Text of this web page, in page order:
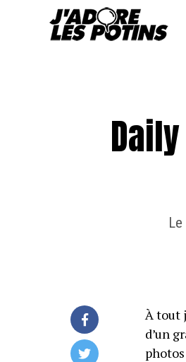
À tout
d’un